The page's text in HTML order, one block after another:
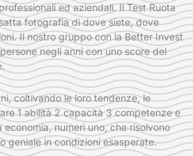
ed aziendali. Il Test Ruota
fotografia di dove siete, dove
Il nostro gruppo con la Better Invest
negli anni con uno score del
coltivando le loro tendenze, le
1 abilità 2 capacità 3 competenze e
numeri uno, che risolvono
geniale in condizioni esasperate.